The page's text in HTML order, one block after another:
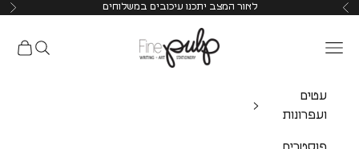
לאור המצב יתכנו עיכובים במשלוחים
Pulp Shop
עטים
ועפרונות